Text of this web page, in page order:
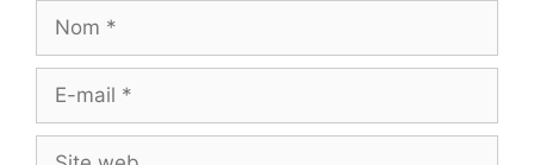
Nom
Site